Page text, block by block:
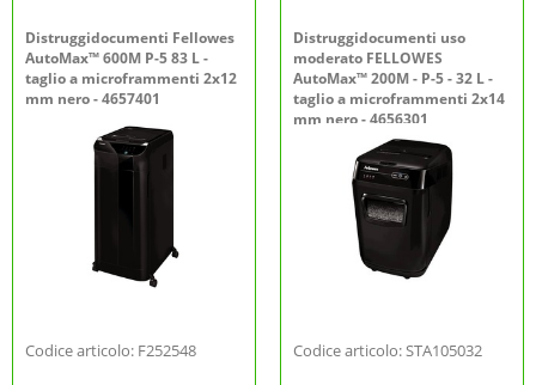
Distruggidocumenti Fellowes
AutoMax™ 600M P-5 83 L -
taglio a microframmenti 2x12
mm nero - 4657401
Codice articolo: F252548
Distruggidocumenti uso
moderato FELLOWES
AutoMax™ 200M - P-5 - 32 L -
taglio a microframmenti 2x14
mm nero - 4656301
Codice articolo: STA105032